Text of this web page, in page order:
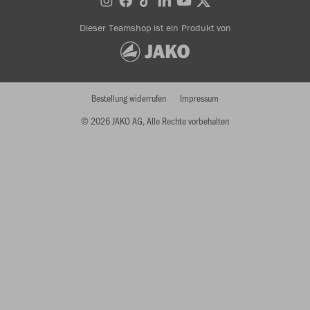
Dieser Teamshop ist ein Produkt von
© 2026 JAKO AG, Alle Rechte vorbehalten
Bestellung widerrufen Impressum